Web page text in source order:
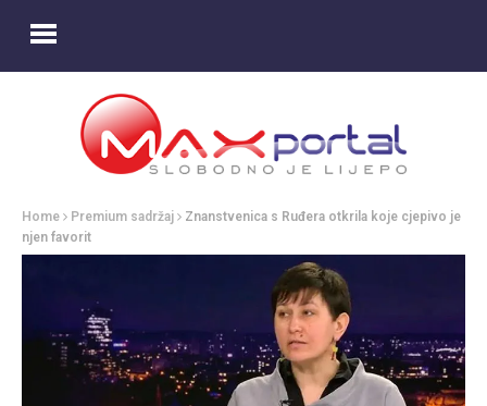
Home Premium sadržaj
Znanstvenica s Ruđera otkrila koje cjepivo je
njen favorit